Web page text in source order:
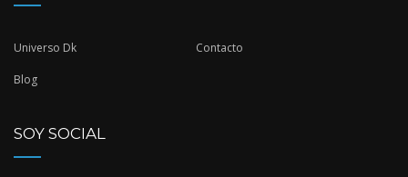
Universo Dk Contacto
Blog
SOY SOCIAL